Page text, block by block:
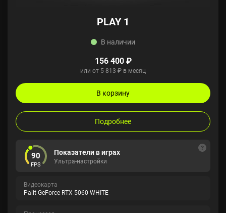
PLAY 1
В наличии
156 400 ₽
или от 5 813 ₽ в месяц
В корзину
Подробнее
90
FPS
Показатели в играх
Ультра-настройки
Видеокарта
Palit GeForce RTX 5060 WHITE